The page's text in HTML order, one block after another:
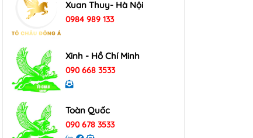
Xuan Thuy- Hà Nội
0984 989 133
Xinh - Hồ Chí Minh
090 668 3533
Toàn Quốc
090 678 3533